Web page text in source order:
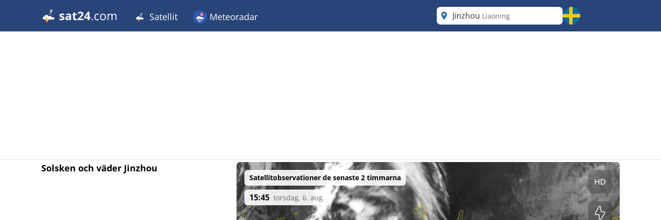
Satellit Meteoradar Jinzhou Liaoning
Solsken och väder Jinzhou
Satellitobservationer de senaste 2 timmarna
15:45 torsdag, 6. aug.